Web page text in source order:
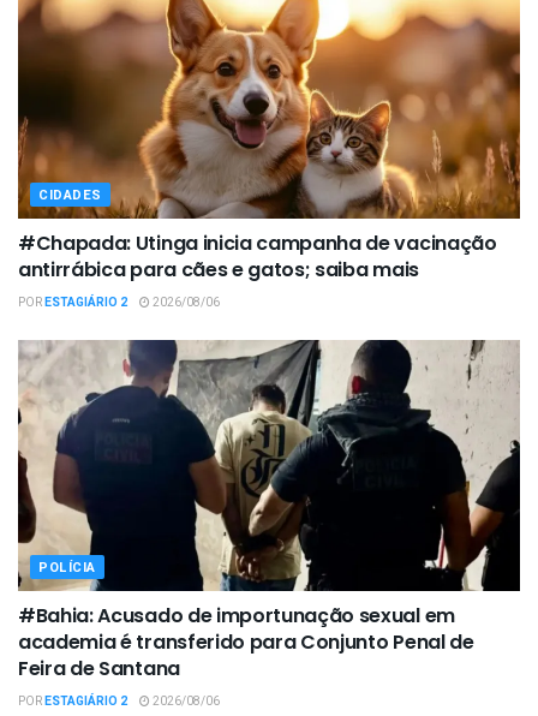
CIDADES
#Chapada: Utinga inicia campanha de vacinação
antirrábica para cães e gatos; saiba mais
PORESTAGIÁRIO 2 2026/08/06
POLÍCIA
#Bahia: Acusado de importunação sexual em
academia é transferido para Conjunto Penal de
Feira de Santana
PORESTAGIÁRIO 2 2026/08/06